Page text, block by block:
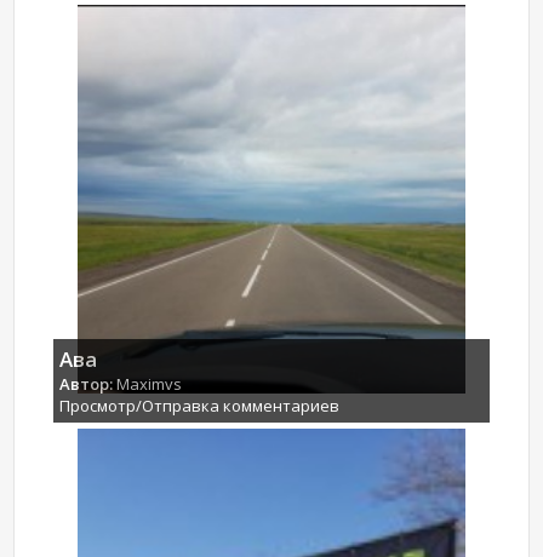
Ава
Автор: Maximvs
Просмотр/Отправка комментариев